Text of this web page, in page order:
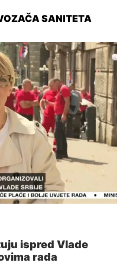
SANITETA
ispred Vlade
rada